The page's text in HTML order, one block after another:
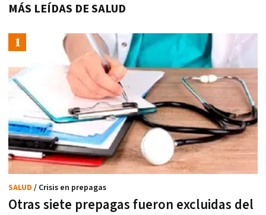
MÁS LEÍDAS DE SALUD
Otras siete prepagas fueron excluidas del
SALUD / Crisis en prepagas